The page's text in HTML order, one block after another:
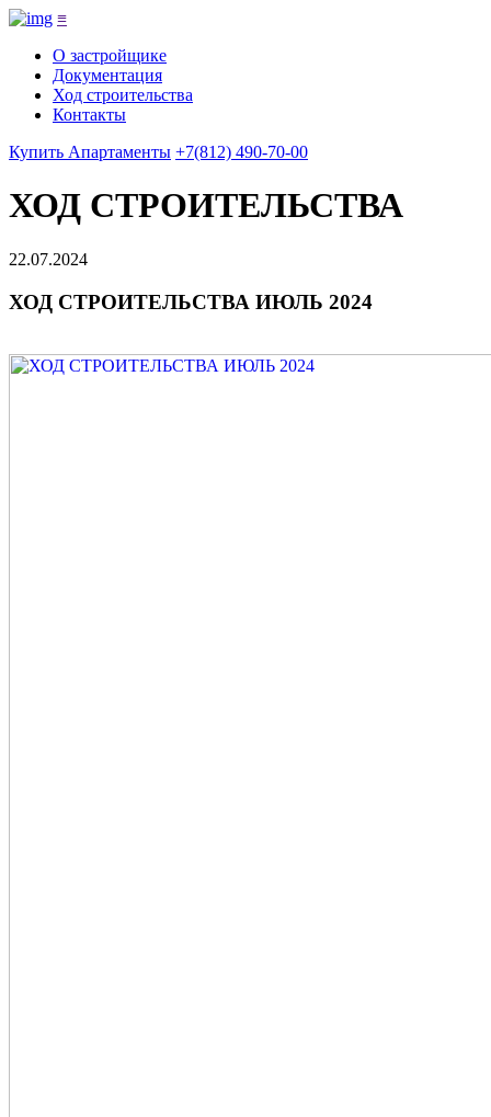
≡
О застройщике
Документация
Ход строительства
Контакты
Купить Апартаменты +7(812) 490-70-00
ХОД СТРОИТЕЛЬСТВА
22.07.2024
ХОД СТРОИТЕЛЬСТВА ИЮЛЬ 2024